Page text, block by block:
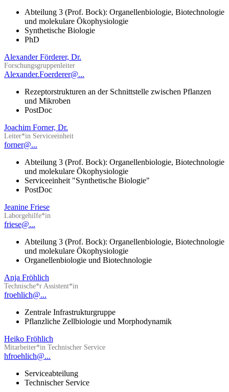
Abteilung 3 (Prof. Bock): Organellenbiologie, Biotechnologie
und molekulare Ökophysiologie
Synthetische Biologie
PhD
Alexander Förderer, Dr.
Forschungsgruppenleiter
Alexander.Foerderer@...
Rezeptorstrukturen an der Schnittstelle zwischen Pflanzen
und Mikroben
PostDoc
Joachim Forner, Dr.
Leiter*in Serviceeinheit
forner@...
Abteilung 3 (Prof. Bock): Organellenbiologie, Biotechnologie
und molekulare Ökophysiologie
Serviceeinheit "Synthetische Biologie"
PostDoc
Jeanine Friese
Laborgehilfe*in
friese@...
Abteilung 3 (Prof. Bock): Organellenbiologie, Biotechnologie
und molekulare Ökophysiologie
Organellenbiologie und Biotechnologie
Anja Fröhlich
Technische*r Assistent*in
froehlich@...
Zentrale Infrastrukturgruppe
Pflanzliche Zellbiologie und Morphodynamik
Heiko Fröhlich
Mitarbeiter*in Technischer Service
hfroehlich@...
Serviceabteilung
Technischer Service